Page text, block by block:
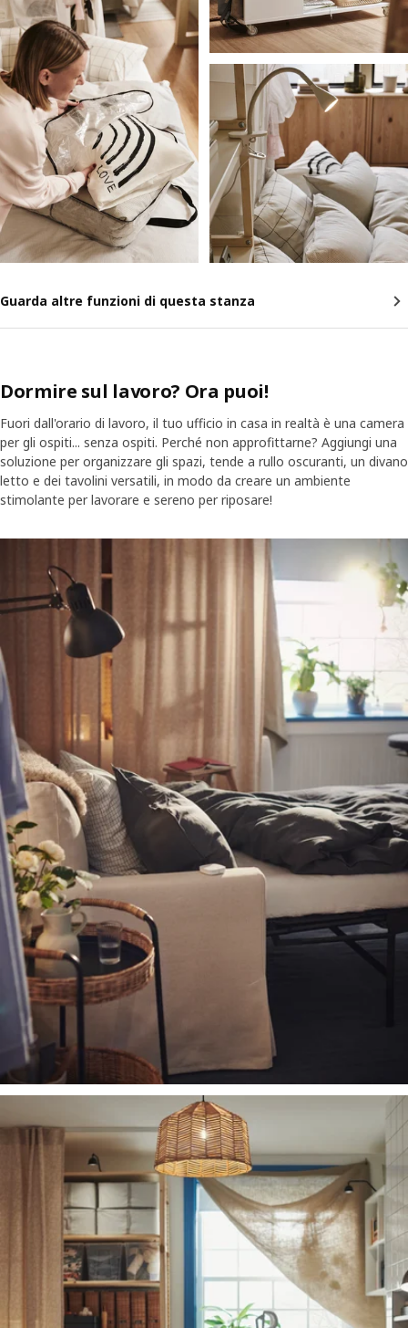
Guarda altre funzioni di questa stanza
Dormire sul lavoro? Ora puoi!
Fuori dall'orario di lavoro, il tuo ufficio in casa in realtà è una camera
per gli ospiti... senza ospiti. Perché non approfittarne? Aggiungi una
soluzione per organizzare gli spazi, tende a rullo oscuranti, un divano
letto e dei tavolini versatili, in modo da creare un ambiente
stimolante per lavorare e sereno per riposare!